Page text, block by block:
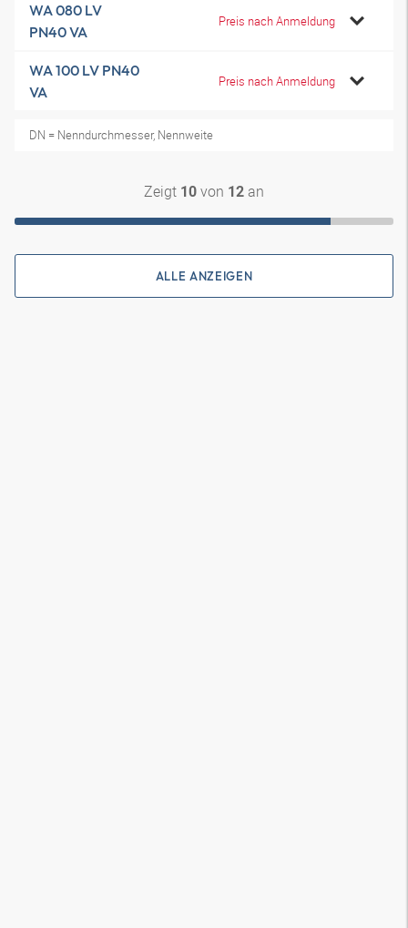
WA 080 LV
PN40 VA
Preis nach Anmeldung
WA 100 LV PN40
VA
Preis nach Anmeldung
DN = Nenndurchmesser, Nennweite
Zeigt 10 von 12 an
ALLE ANZEIGEN